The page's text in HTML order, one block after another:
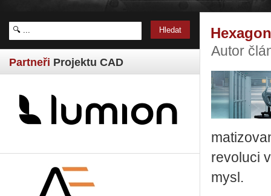
Partneři Projektu CAD
Autor
re­vo­lu­ci
my­sl.